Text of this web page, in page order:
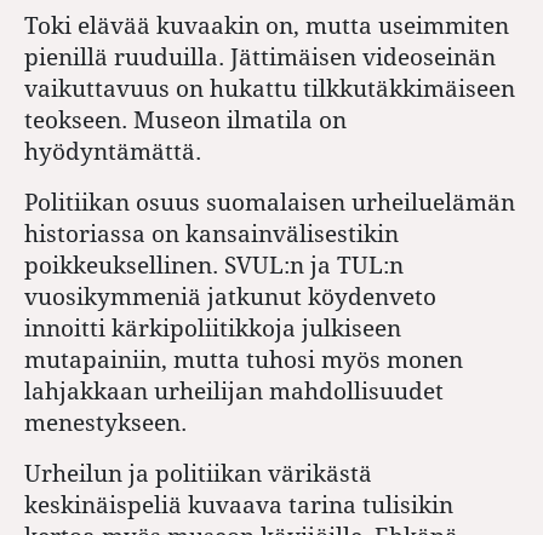
Toki elävää kuvaakin on, mutta useimmiten
pienillä ruuduilla. Jättimäisen videoseinän
vaikuttavuus on hukattu tilkkutäkkimäiseen
teokseen. Museon ilmatila on
hyödyntämättä.
Politiikan osuus suomalaisen urheiluelämän
historiassa on kansainvälisestikin
poikkeuksellinen. SVUL:n ja TUL:n
vuosikymmeniä jatkunut köydenveto
innoitti kärkipoliitikkoja julkiseen
mutapainiin, mutta tuhosi myös monen
lahjakkaan urheilijan mahdollisuudet
menestykseen.
Urheilun ja politiikan värikästä
keskinäispeliä kuvaava tarina tulisikin